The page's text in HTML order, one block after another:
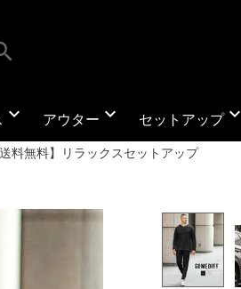
expand_more アウター expand_more セットアップexpand_more
送料無料】リラックスセットアップ